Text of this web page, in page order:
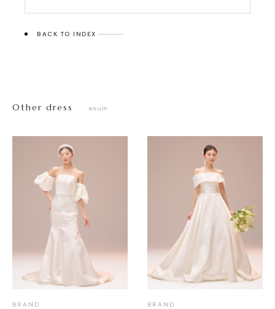
BACK TO INDEX
Other dress esum
BRAND BRAND